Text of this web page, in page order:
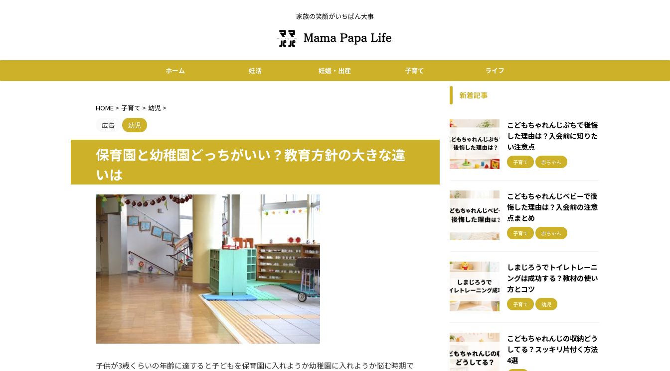
家族の笑顔がいちばん大事
ホーム 妊活 妊娠・出産 子育て ライフ
HOME > 子育て > 幼児 >
広告
幼児
保育園と幼稚園どっちがいい？教育方針の大きな違
いは
子供が3歳くらいの年齢に達すると子どもを保育園に入れようか幼稚園に入れようか悩む時期で
新着記事
こどもちゃれんじぷちで後悔
した理由は？入会前に知りた
い注意点
子育て 赤ちゃん
こどもちゃれんじベビーで後
悔した理由は？入会前の注意
点まとめ
子育て 赤ちゃん
しまじろうでトイレトレーニ
ングは成功する？教材の使い
方とコツ
子育て 幼児
こどもちゃれんじの収納どう
してる？スッキリ片付く方法
4選